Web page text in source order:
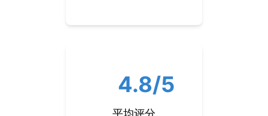
4.8/5
平均评分